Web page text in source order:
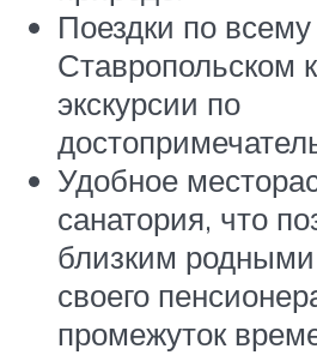
Поездки по всему
Ставропольском
экскурсии по
Удобное
санатория, что
близким
своего
промежуток